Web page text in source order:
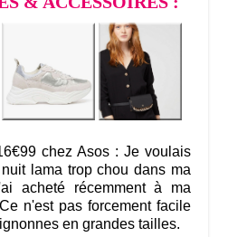
chez Asos : Je voulais
lama trop chou dans ma
acheté récemment à ma
n'est pas forcement facile
en grandes tailles.